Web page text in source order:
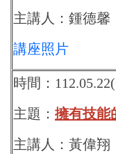
主講人：鍾德馨
講座照片
時間：
主題： 擁有技能
主講人：黃偉翔